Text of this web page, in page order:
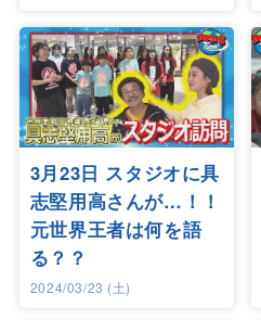
3月23日 スタジオに具
志堅用高さんが…！！
元世界王者は何を語
る？？
2024/03/23 (土)